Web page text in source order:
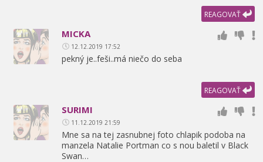
REAGOVAŤ
MICKA
12.12.2019 17:52
pekný je..feši..má niečo do seba
REAGOVAŤ
SURIMI
11.12.2019 21:59
Mne sa na tej zasnubnej foto chlapik podoba na
manzela Natalie Portman co s nou baletil v Black
Swan…